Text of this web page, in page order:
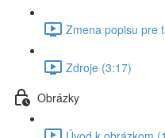
Zmena popisu pre
Zdroje (3:17)
Obrázky